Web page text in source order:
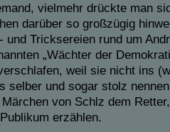
vielmehr drückte man
darüber so großzügig
und Tricksereien rund um
„Wächter der
weil sie nicht ins
selber und sogar stolz
von Schlz dem
erzählen.